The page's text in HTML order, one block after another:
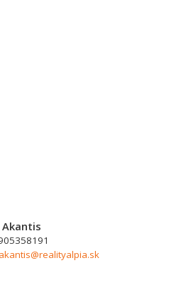
Akantis